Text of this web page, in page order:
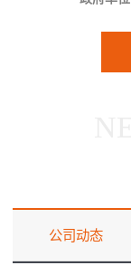
公司动态